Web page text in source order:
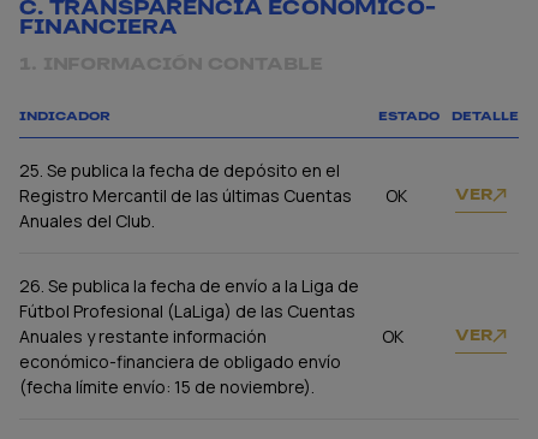
C. TRANSPARENCIA ECONÓMICO-
FINANCIERA
INDICADOR ESTADO DETALLE
25. Se publica la fecha de depósito en el
Registro Mercantil de las últimas Cuentas
Anuales del Club.
OK VER
26. Se publica la fecha de envío a la Liga de
Fútbol Profesional (LaLiga) de las Cuentas
Anuales y restante información
económico-financiera de obligado envío
(fecha límite envío: 15 de noviembre).
OK VER